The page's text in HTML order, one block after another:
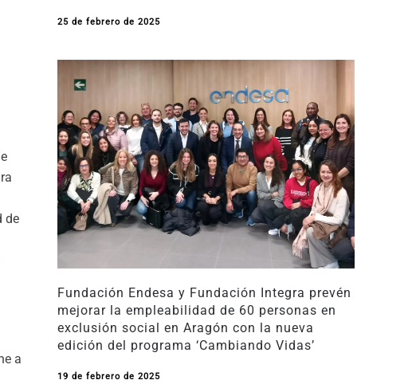
de
a
25 de febrero de 2025
Fundación Endesa y Fundación Integra prevén
mejorar la empleabilidad de 60 personas en
exclusión social en Aragón con la nueva
edición del programa ‘Cambiando Vidas’
19 de febrero de 2025